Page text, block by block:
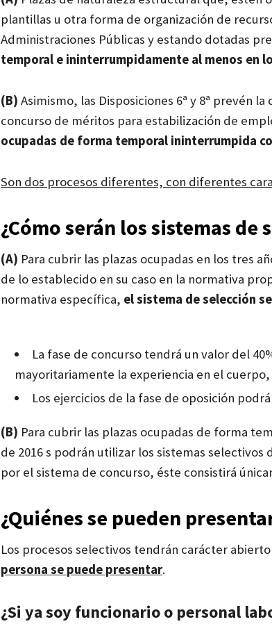
plantillas u otra forma de organización de
Administraciones Públicas y estando dotadas
temporal e ininterrumpidamente al menos en
(B) Asimismo, las Disposiciones 6ª y 8ª prevén
concurso de méritos para estabilización de
ocupadas de forma temporal ininterrumpida
Son dos procesos diferentes, con diferentes
¿Cómo serán los sistemas de
(A) Para cubrir las plazas ocupadas en los tres
de lo establecido en su caso en la normativa
normativa específica, el sistema de selección
La fase de concurso tendrá un valor del
mayoritariamente la experiencia en el
Los ejercicios de la fase de oposición
(B) Para cubrir las plazas ocupadas de forma
de 2016 s podrán utilizar los sistemas
por el sistema de concurso, éste consistirá
¿Quiénes se pueden
Los procesos selectivos tendrán carácter
persona se puede presentar.
¿Si ya soy funcionario o personal